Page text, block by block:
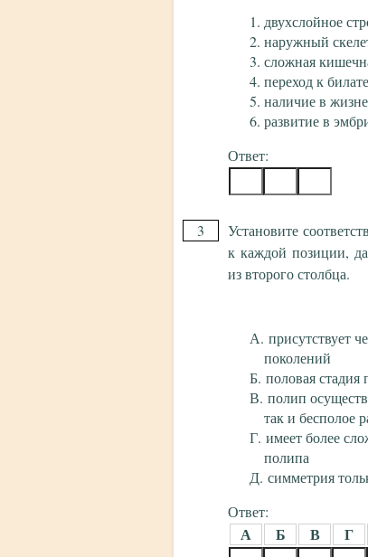
двухслойное
наружный
сложная
переход к
наличие в
развитие в
Ответ:
3
Установите
к каждой позиции,
из второго столбца.
присутствует
поколений
половая
полип
так и бесполое
имеет более
полипа
симметрия
Ответ:
А Б В Г